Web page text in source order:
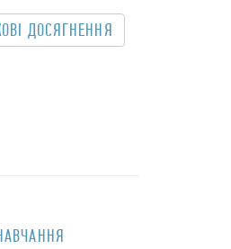
ДОСЯГНЕННЯ